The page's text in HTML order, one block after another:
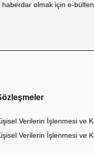
olmak için e-
Verilerin İşlenmesi ve
Verilerin İşlenmesi ve